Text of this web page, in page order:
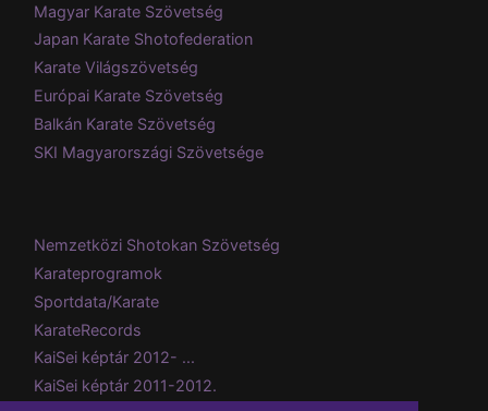
Magyar Karate Szövetség
Japan Karate Shotofederation
Karate Világszövetség
Európai Karate Szövetség
Balkán Karate Szövetség
SKI Magyarországi Szövetsége
Nemzetközi Shotokan Szövetség
Karateprogramok
Sportdata/Karate
KarateRecords
KaiSei képtár 2012- ...
KaiSei képtár 2011-2012.